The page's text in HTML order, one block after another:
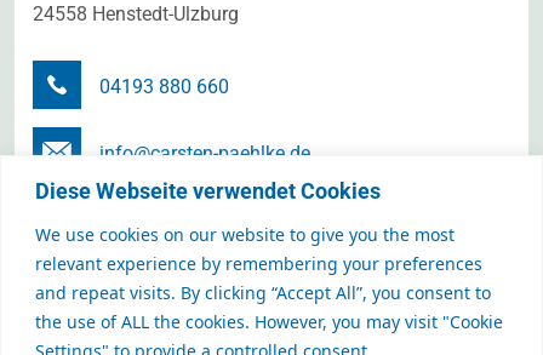
Diese Webseite verwendet Cookies
We use cookies on our website to give you the most
relevant experience by remembering your preferences
and repeat visits. By clicking “Accept All”, you consent to
the use of ALL the cookies. However, you may visit "Cookie
Settings" to provide a controlled consent.
24558 Henstedt-Ulzburg
04193 880 660
info@carsten-paehlke.de
Terminanfrage senden
CARSTEN PÄHLKE Personalmanagement GmbH